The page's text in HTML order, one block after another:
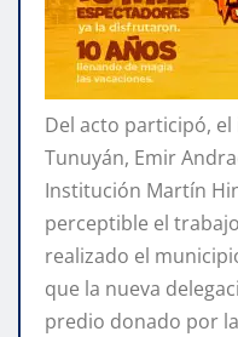
Del acto participó,
Tunuyán, Emir
Institución Martín
perceptible el
realizado el
que la nueva
predio donado por